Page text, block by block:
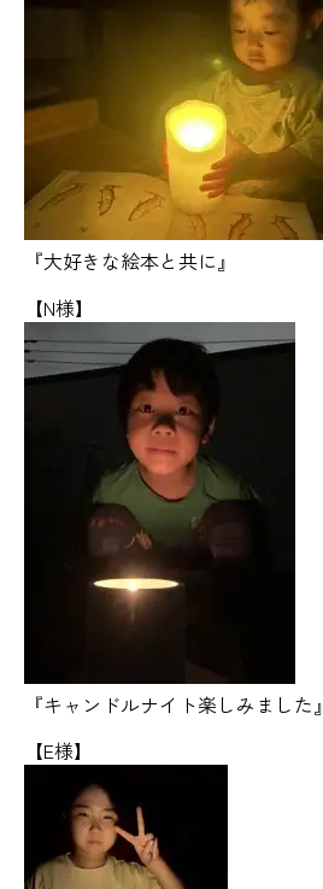
『大好きな絵本と共に』
【N様】
『キャンドルナイト楽しみました』
【E様】